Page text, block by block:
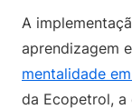
A
aprendizagem
mentalidade
da Ecopetrol,